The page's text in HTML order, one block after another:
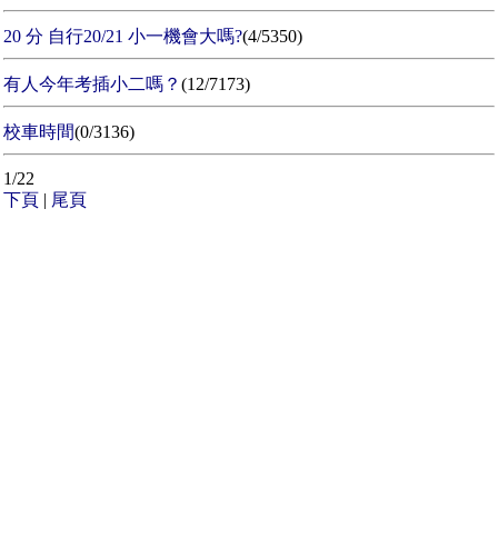
20 分 自行20/21 小一機會大嗎?(4/5350)
有人今年考插小二嗎？ (12/7173)
校車時間(0/3136)
1/22
下頁 | 尾頁